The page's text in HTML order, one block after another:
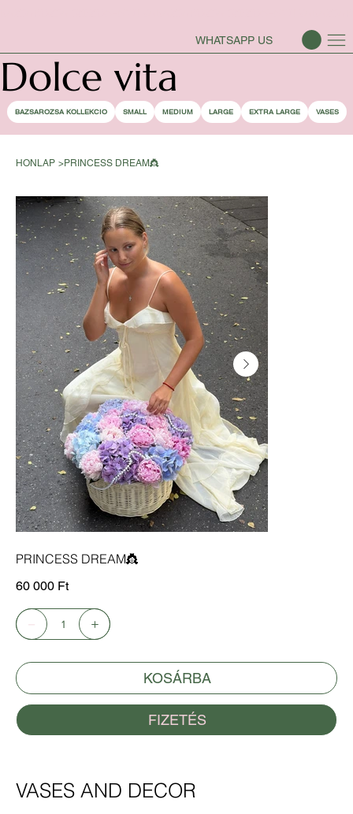
WHATSAPP US
Dolce vita
BAZSAROZSA KOLLEKCIO SMALL MEDIUM LARGE EXTRA LARGE VASES
HONLAP >PRINCESS DREAM👸
PRINCESS DREAM👸
60 000 Ft
KOSÁRBA
FIZETÉS
VASES AND DECOR